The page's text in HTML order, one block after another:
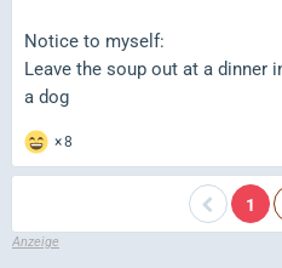
Notice to myself:
Leave the soup out at a dinner
a dog
8
1